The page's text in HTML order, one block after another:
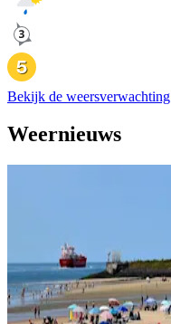
Bekijk de weersverwachting
Weernieuws